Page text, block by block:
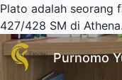
Plato adalah seorang
427/428 SM di
Purnomo